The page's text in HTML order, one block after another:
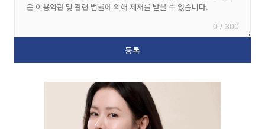
0 / 300